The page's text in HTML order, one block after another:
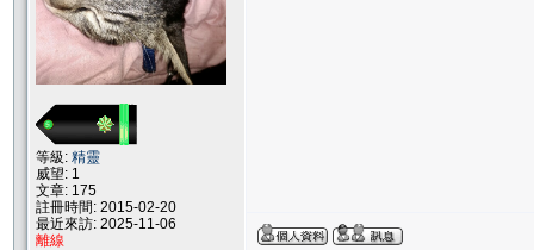
等級: 精靈
威望: 1
文章: 175
註冊時間: 2015-02-20
最近來訪: 2025-11-06
離線